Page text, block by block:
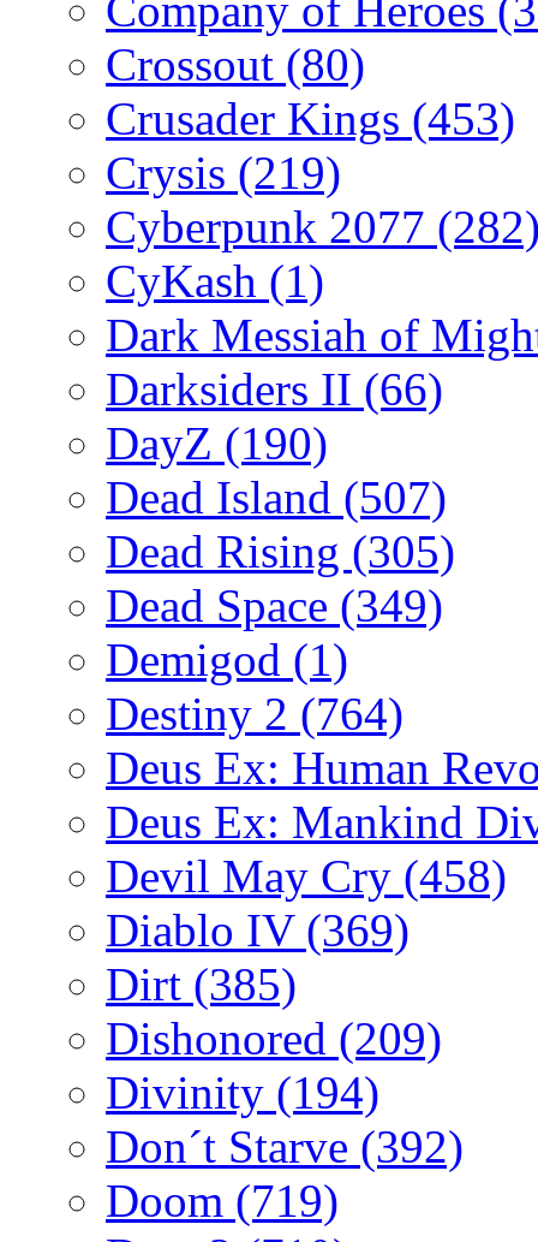
Crossout (80)
Crusader Kings (453)
Crysis (219)
Cyberpunk 2077
CyKash (1)
Dark Messiah of
Darksiders II (66)
DayZ (190)
Dead Island (507)
Dead Rising (305)
Dead Space (349)
Demigod (1)
Destiny 2 (764)
Deus Ex: Human
Deus Ex: Mankind
Devil May Cry (458)
Diablo IV (369)
Dirt (385)
Dishonored (209)
Divinity (194)
Don´t Starve (392)
Doom (719)